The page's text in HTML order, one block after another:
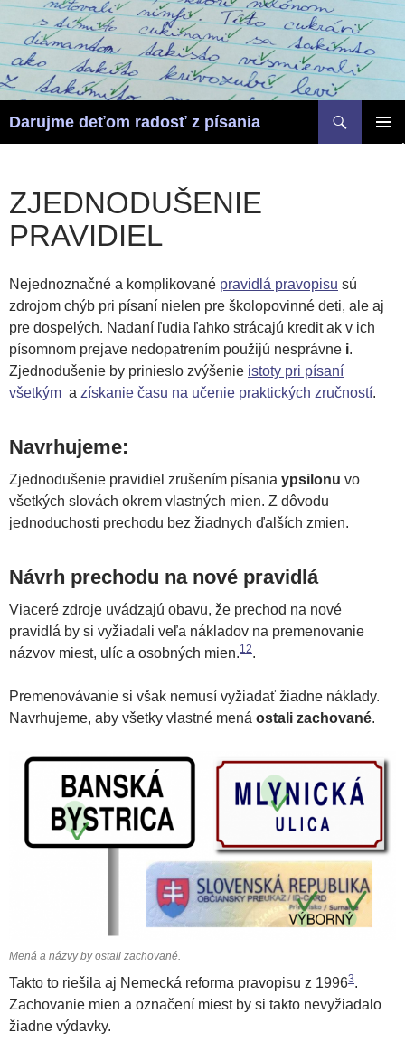
Darujme deťom radosť z písania
ZJEDNODUŠENIE
PRAVIDIEL
Nejednoznačné a komplikované pravidlá pravopisu sú
zdrojom chýb pri písaní nielen pre školopovinné deti, ale aj
pre dospelých. Nadaní ľudia ľahko strácajú kredit ak v ich
písomnom prejave nedopatrením použijú nesprávne i.
Zjednodušenie by prinieslo zvýšenie istoty pri písaní
všetkým a získanie času na učenie praktických zručností.
Navrhujeme:
Zjednodušenie pravidiel zrušením písania ypsilonu vo
všetkých slovách okrem vlastných mien. Z dôvodu
jednoduchosti prechodu bez žiadnych ďalších zmien.
Návrh prechodu na nové pravidlá
Viaceré zdroje uvádzajú obavu, že prechod na nové
pravidlá by si vyžiadali veľa nákladov na premenovanie
názvov miest, ulíc a osobných mien.1 2.
Premenovávanie si však nemusí vyžiadať žiadne náklady.
Navrhujeme, aby všetky vlastné mená ostali zachované.
Mená a názvy by ostali zachované.
Takto to riešila aj Nemecká reforma pravopisu z 19963.
Zachovanie mien a označení miest by si takto nevyžiadalo
žiadne výdavky.